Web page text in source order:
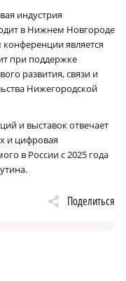
индустрия
в Нижнем Новгороде
является
при поддержке
развития, связи и
Нижегородской
и выставок отвечает
и цифровая
в России с 2025 года
Поделиться